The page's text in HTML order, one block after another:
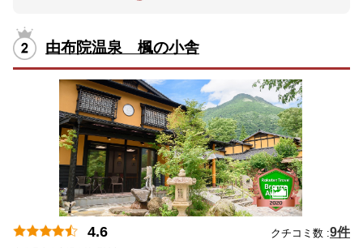
由布院温泉 楓の小舎
4.6 クチコミ数 :9件